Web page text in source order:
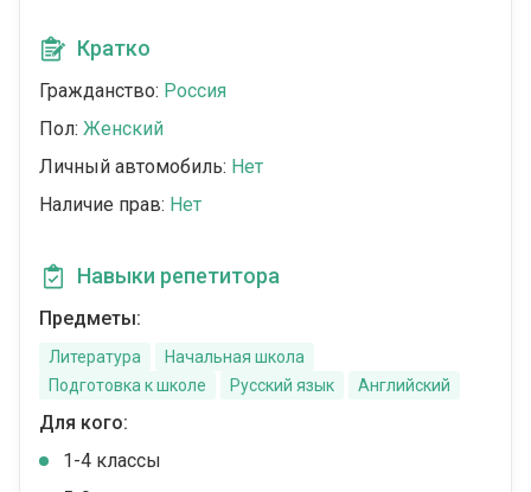
Кратко
Гражданство: Россия
Пол: Женский
Личный автомобиль: Нет
Наличие прав: Нет
Навыки репетитора
Предметы:
Литература
Начальная школа
Подготовка к школе
Русский язык Английский
Для кого:
1-4 классы